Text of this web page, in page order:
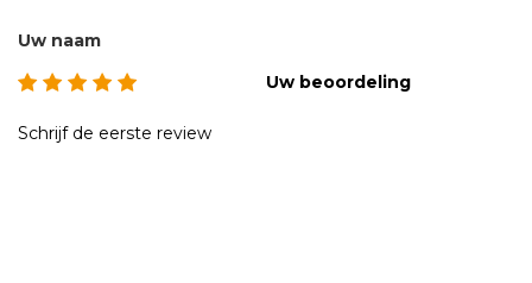
Uw naam
Uw beoordeling
Schrijf de eerste review